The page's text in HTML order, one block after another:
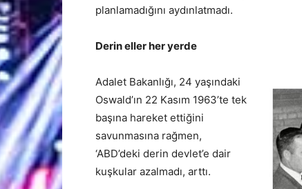
planlamadığını aydınlatmadı.
Derin eller her yerde
Adalet Bakanlığı, 24 yaşındaki
Oswald’ın 22 Kasım 1963’te tek
başına hareket ettiğini
savunmasına rağmen,
‘ABD’deki derin devlet’e dair
kuşkular azalmadı, arttı.